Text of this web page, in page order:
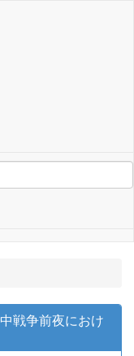
戦争前夜におけ